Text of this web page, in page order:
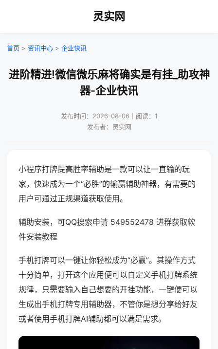
灵实网
首页 > 资讯中心 > 企业快讯
进阶精进!微信微乐麻将确实是有挂_助攻神
器-企业快讯
发布时间：2026-08-06｜阅读：1
发布者：灵实网
小程序打牌提高胜率辅助是一款可以让一直输的玩
家，快速成为一个“必胜”的输赢辅助神器，有需要的
用户可通过正规渠道获取使用。
辅助安装，可QQ搜索申请 549552478 进群获取软
件安装教程
手机打牌可以一键让你轻松成为“必赢”。其操作方式
十分简单，打开这个应用便可以自定义手机打牌系统
规律，只需要输入自己想要的开挂功能，一键便可以
生成出手机打牌专用辅助器，不管你是想分享给好友
或者使用手机打牌AI辅助都可以满足需求。